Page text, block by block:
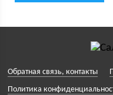
Обратная связь, контакты
Политика